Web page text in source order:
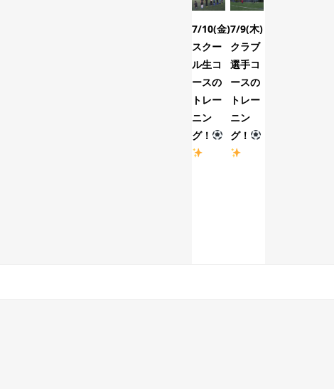
7/10(金)
スクー
ル生コ
ースの
トレー
ニン
グ！
7/9(木)
クラブ
選手コ
ースの
トレー
ニン
グ！